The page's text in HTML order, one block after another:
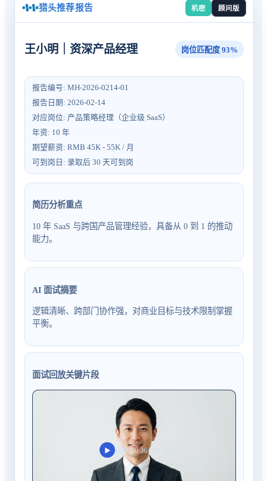
猎头推荐报告 机密 顾问版
王小明 资深产品经理 岗位匹配度 93%
报告编号: MH-2026-0214-01
报告日期 : 2026-02-14
对应岗位: 产品策略经理（企业级 SaaS）
年资: 10 年
期望薪资: RMB 45K - 55K / 月
可到岗日 : 录取后 30 天可到岗
简历分析重点
10 年 SaaS 与跨国产品管理经验，具备从 0 到 1 的推动
能力。
AI 面试摘要
逻辑清晰、跨部门协作强，对商业目标与技术限制掌握
平衡。
面试回放关键片段
▶ 回放 00:36 / 01:30